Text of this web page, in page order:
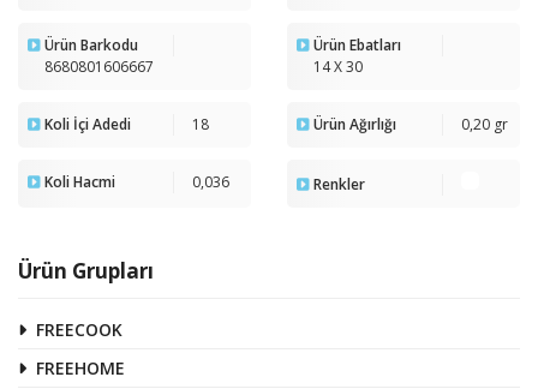
Ürün Grupları
FREECOOK
FREEHOME
Ürün Barkodu
8680801606667
Ürün Ebatları
14 X 30
Koli İçi Adedi 18 Ürün Ağırlığı 0,20 gr
Koli Hacmi 0,036 Renkler